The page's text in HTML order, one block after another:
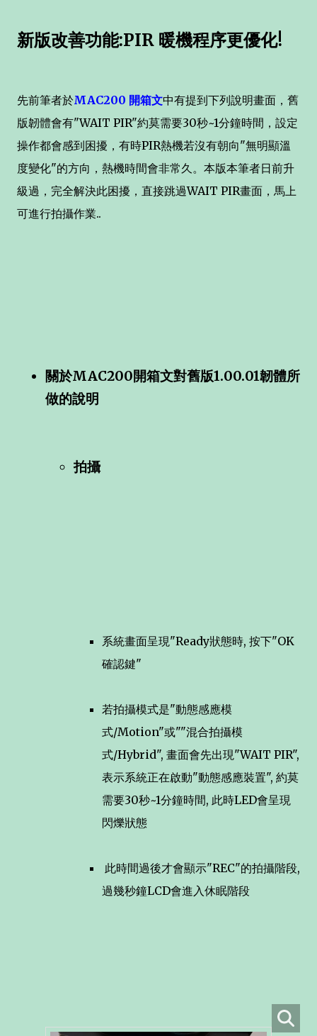
新版改善功能:PIR 暖機程序更優化!
先前筆者於MAC200 開箱文中有提到下列說明畫面，舊
版韌體會有"WAIT PIR"約莫需要30秒~1分鐘時間，設定
操作都會感到困擾，有時PIR熱機若沒有朝向"無明顯溫
度變化"的方向，熱機時間會非常久。本版本筆者日前升
級過，完全解決此困擾，直接跳過WAIT PIR畫面，馬上
可進行拍攝作業..
關於MAC200開箱文對舊版1.00.01韌體所
做的說明
拍攝
系統畫面呈現"Ready狀態時, 按下"OK
確認鍵"
若拍攝模式是"動態感應模
式/Motion"或""混合拍攝模
式/Hybrid", 畫面會先出現"WAIT PIR",
表示系統正在啟動"動態感應裝置", 約莫
需要30秒~1分鐘時間, 此時LED會呈現
閃爍狀態
此時間過後才會顯示"REC"的拍攝階段,
過幾秒鐘LCD會進入休眠階段